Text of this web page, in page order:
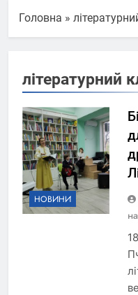
Головна »
літературний
НОВИНИ